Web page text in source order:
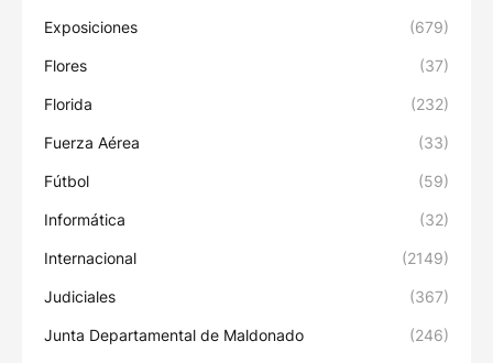
Exposiciones (679)
Flores (37)
Florida (232)
Fuerza Aérea (33)
Fútbol (59)
Informática (32)
Internacional (2149)
Judiciales (367)
Junta Departamental de Maldonado (246)